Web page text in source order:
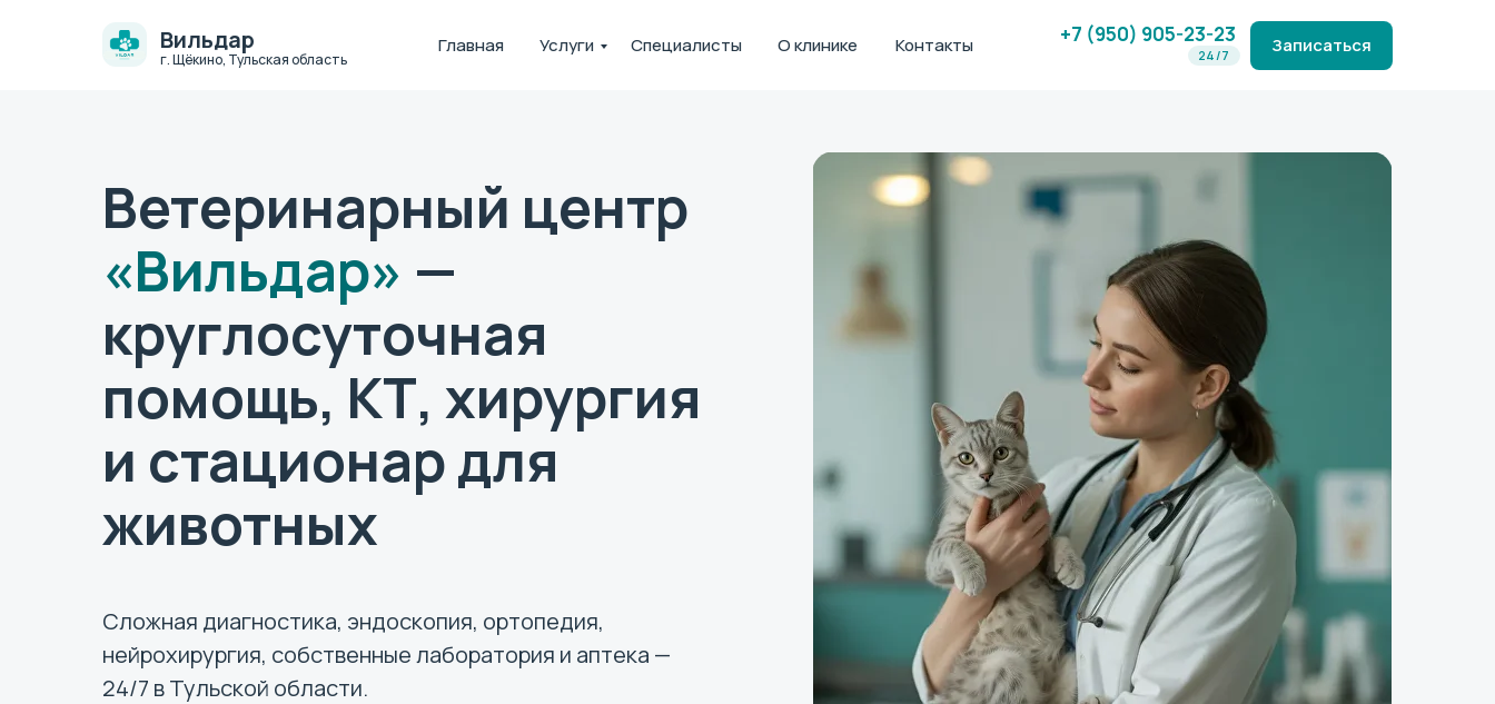
Записаться
24/7
+7 (950) 905-23-23
Контакты
О клинике
Специалисты
Услуги
Главная
г. Щёкино, Тульская область
Вильдар
Сложная диагностика, эндоскопия, ортопедия,
нейрохирургия, собственные лаборатория и аптека —
24/7 в Тульской области.
Ветеринарный центр
«Вильдар» —
круглосуточная
помощь, КТ, хирургия
и стационар для
животных